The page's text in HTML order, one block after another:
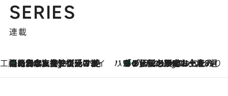
SERIES
連載
工藤まやのおもてなしハワイ
5 Hours Ago
【ハワイ土産】ローカルの絶大な支持で復活！ 絶品の幻クッキー《元ファンの日本人女性が受け継いだ名店》 ハワイ賢者 リサのお気に入りリスト5 Hours Ago
あの伝説の限定トートも！ リニューアルした「ディーン＆デルーカ ハワイ」で必須のお土産8選